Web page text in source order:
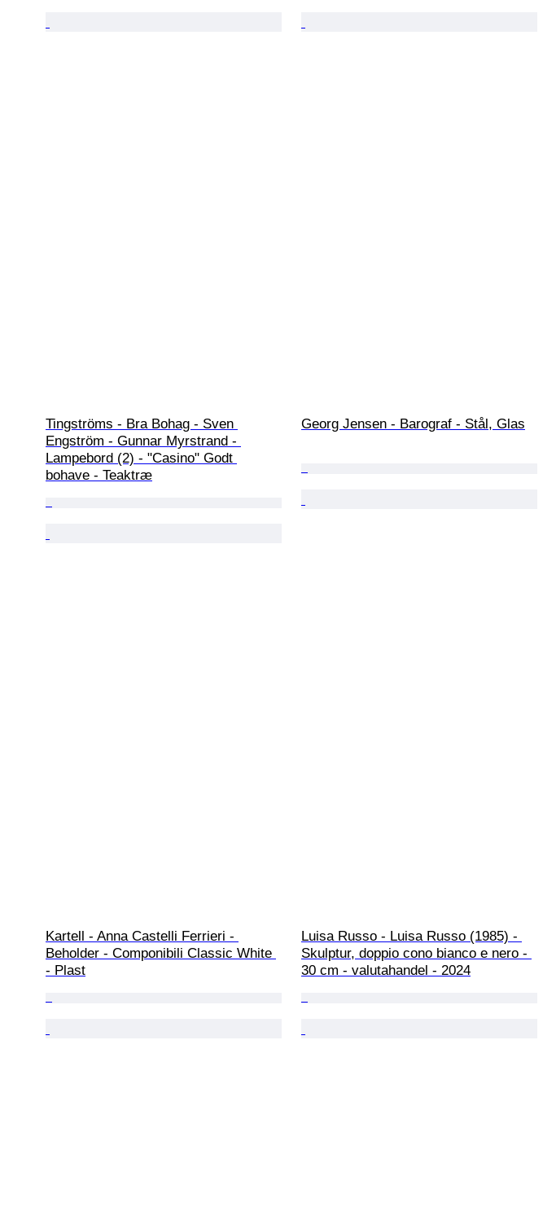
Tingströms - Bra Bohag - Sven
Engström - Gunnar Myrstrand -
Lampebord (2) - "Casino" Godt
bohave - Teaktræ
Georg Jensen - Barograf - Stål, Glas
Kartell - Anna Castelli Ferrieri -
Beholder - Componibili Classic White
- Plast
Luisa Russo - Luisa Russo (1985) -
Skulptur, doppio cono bianco e nero -
30 cm - valutahandel - 2024